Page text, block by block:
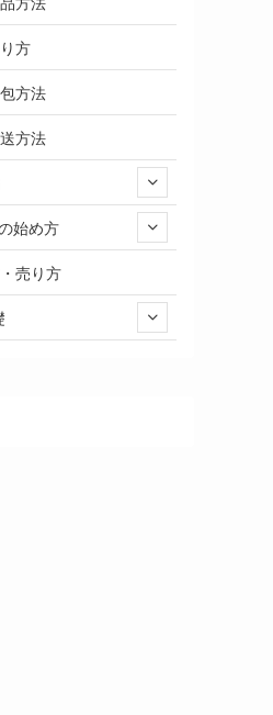
方
方法
方法
始め方
売り方